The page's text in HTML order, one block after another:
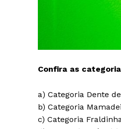
Confira as
a) Categoria Dente
b) Categoria
c) Categoria